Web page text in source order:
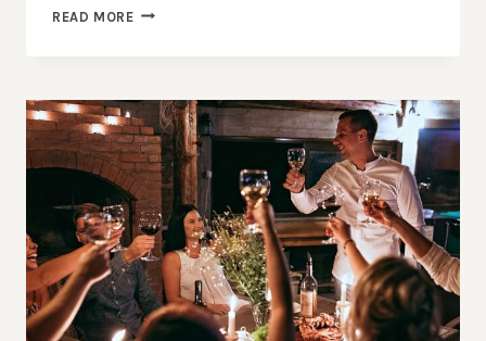
READ MORESKA
I
SVERIGE?
HÄR
ÄR
DET
VIKTIGASTE
ATT
TÄNKA
PÅ